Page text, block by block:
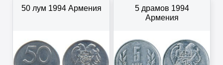
50 лум 1994 Армения
5 драмов 1994
Армения